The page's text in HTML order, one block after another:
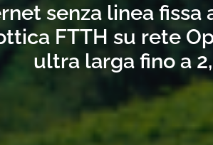
senza linea
FTTH su rete
ultra larga fino a